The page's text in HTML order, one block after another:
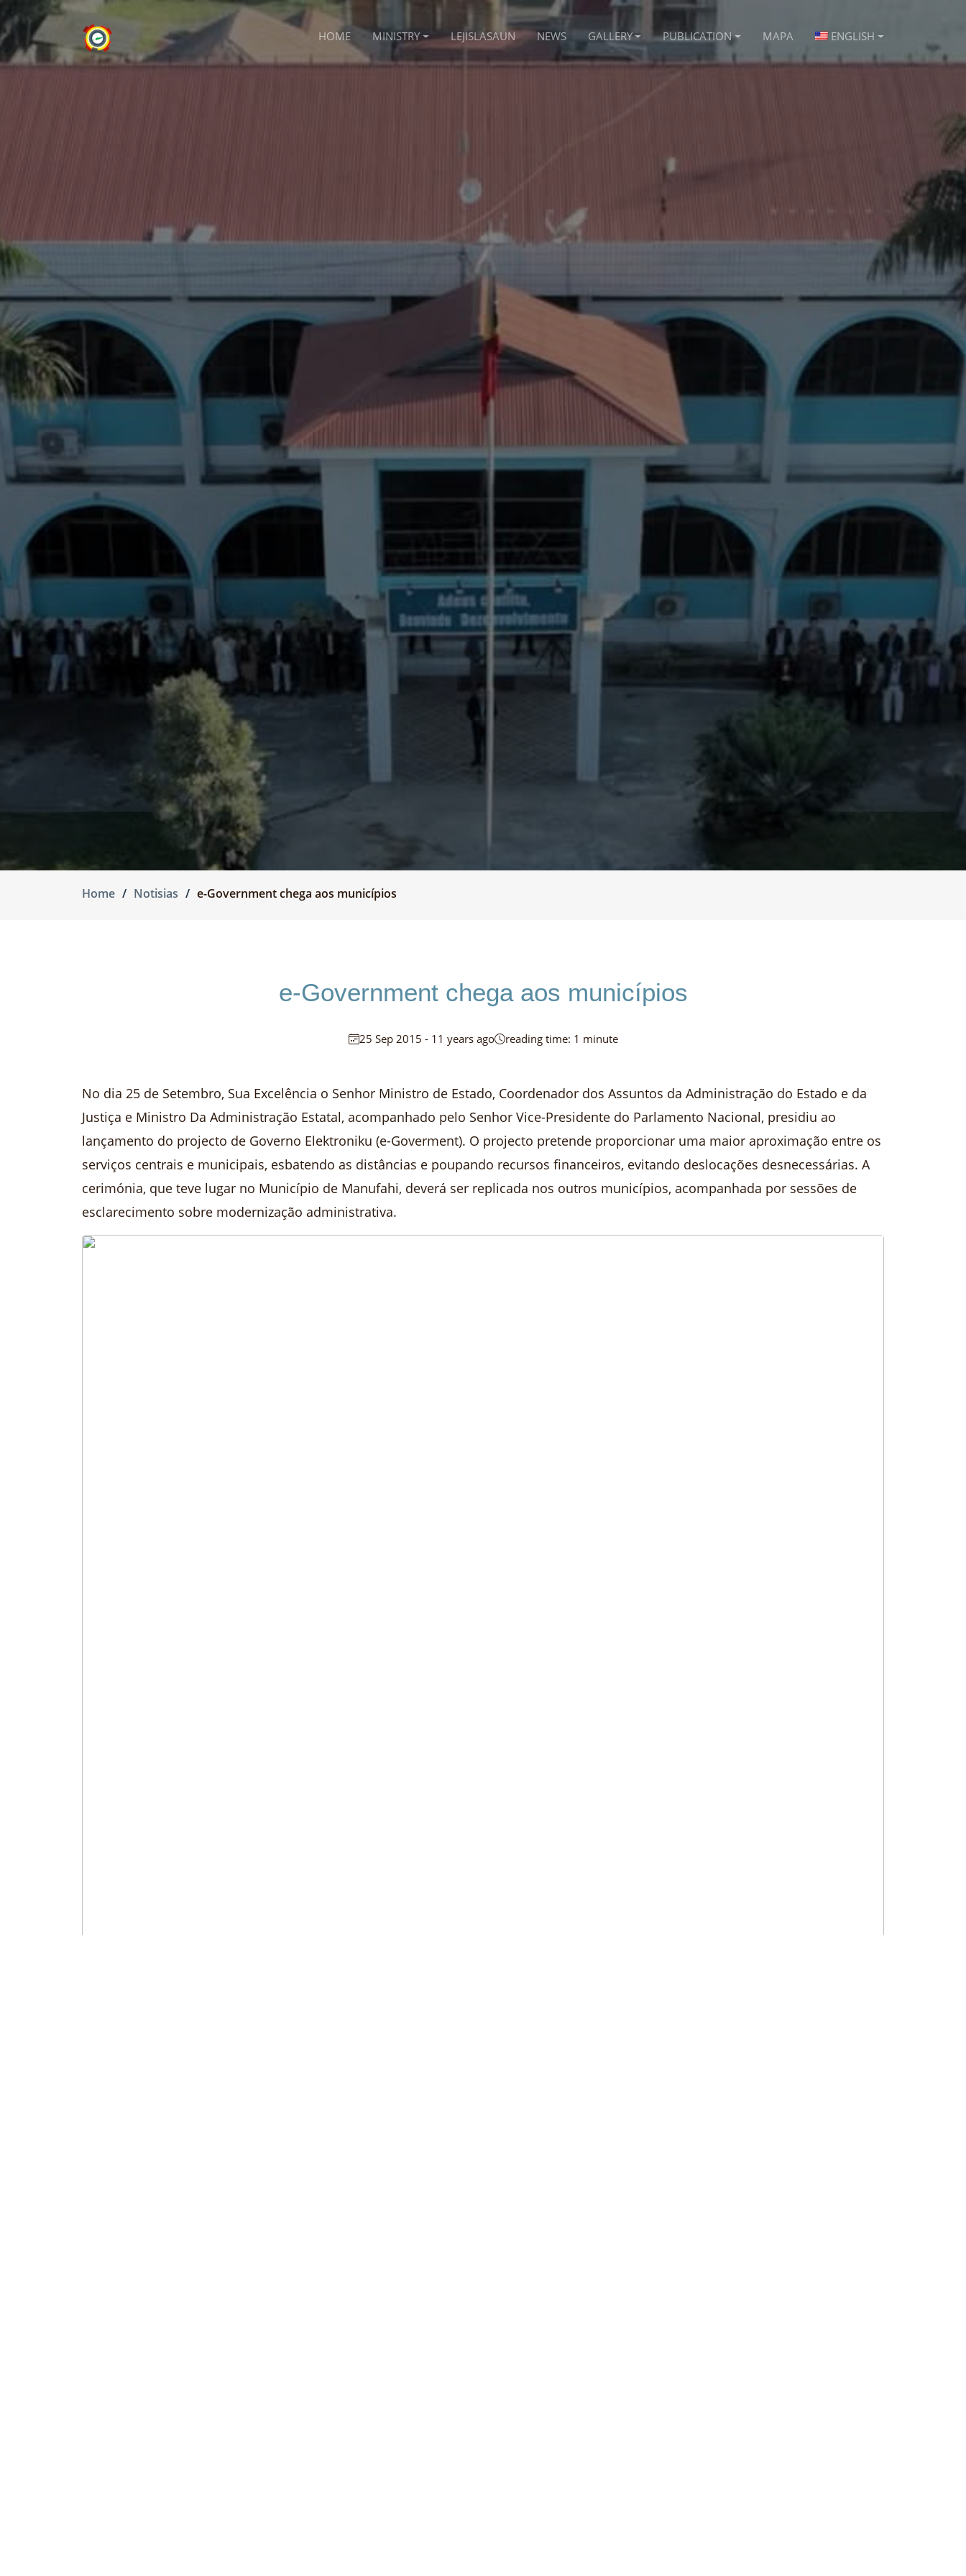
HOME MINISTRY LEJISLASAUN NEWS GALLERY PUBLICATION MAPA ENGLISH
Home Notisias e-Government chega aos municípios
e-Government chega aos municípios
25 Sep 2015 - 11 years ago reading time: 1 minute
No dia 25 de Setembro, Sua Excelência o Senhor Ministro de Estado, Coordenador dos Assuntos da Administração do Estado e da
Justiça e Ministro Da Administração Estatal, acompanhado pelo Senhor Vice-Presidente do Parlamento Nacional, presidiu ao
lançamento do projecto de Governo Elektroniku (e-Goverment). O projecto pretende proporcionar uma maior aproximação entre os
serviços centrais e municipais, esbatendo as distâncias e poupando recursos financeiros, evitando deslocações desnecessárias. A
cerimónia, que teve lugar no Município de Manufahi, deverá ser replicada nos outros municípios, acompanhada por sessões de
esclarecimento sobre modernização administrativa.